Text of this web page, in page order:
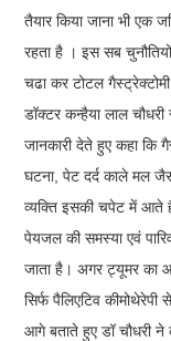
तैयार किया जाना भी
रहता है । इस सब
चढा कर टोटल
डॉक्टर कन्हैया लाल
जानकारी देते हुए कहा कि
घटना, पेट दर्द काले मल
व्यक्ति इसकी चपेट में आते
पेयजल की समस्या एवं
जाता है। अगर ट्यूमर का
सिर्फ पैलिएटिव
आगे बताते हुए डॉ चौधरी ने